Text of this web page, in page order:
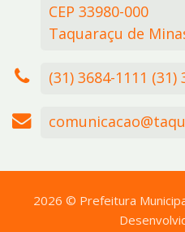
CEP 33980-000
Taquaraçu de
(31) 3684-1111 (31)
2026 © Prefeitura